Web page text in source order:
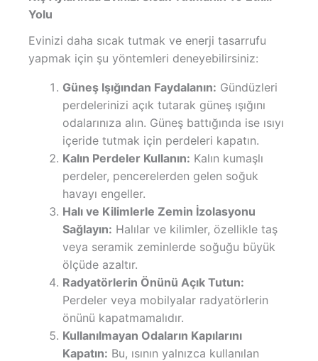
Yolu
Evinizi daha sıcak tutmak ve enerji tasarrufu
yapmak için şu yöntemleri deneyebilirsiniz:
Güneş Işığından Faydalanın: Gündüzleri
perdelerinizi açık tutarak güneş ışığını
odalarınıza alın. Güneş battığında ise ısıyı
içeride tutmak için perdeleri kapatın.
Kalın Perdeler Kullanın: Kalın kumaşlı
perdeler, pencerelerden gelen soğuk
havayı engeller.
Halı ve Kilimlerle Zemin İzolasyonu
Sağlayın: Halılar ve kilimler, özellikle taş
veya seramik zeminlerde soğuğu büyük
ölçüde azaltır.
Radyatörlerin Önünü Açık Tutun:
Perdeler veya mobilyalar radyatörlerin
önünü kapatmamalıdır.
Kullanılmayan Odaların Kapılarını
Kapatın: Bu, ısının yalnızca kullanılan